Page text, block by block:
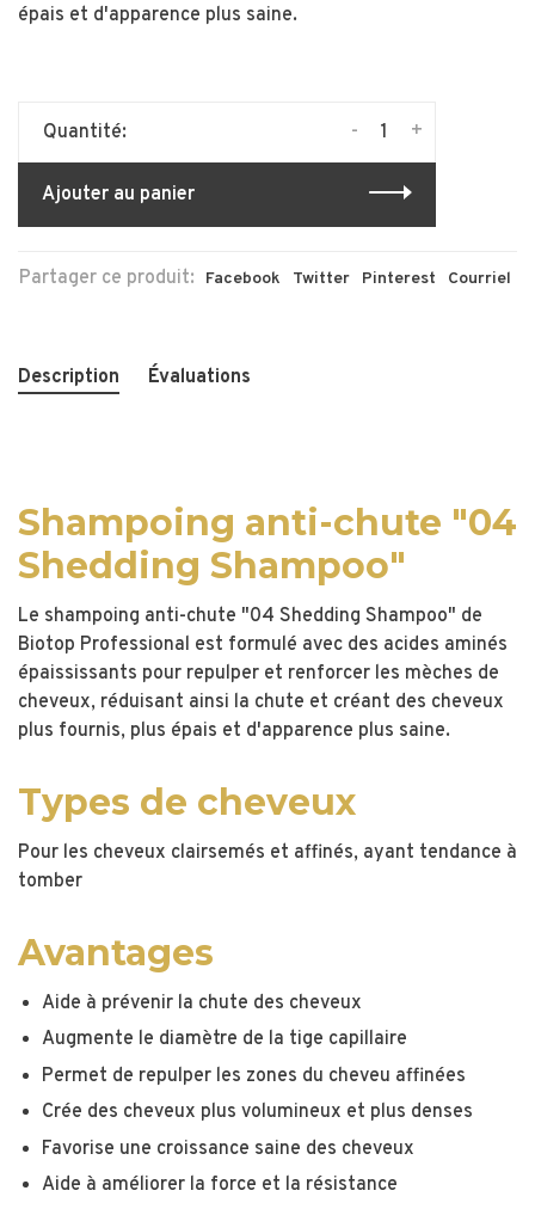
épais et d'apparence plus saine.
Quantité: +
-
Ajouter au panier
Partager ce produit: Facebook Twitter Pinterest Courriel
Description Évaluations
Shampoing anti-chute "04
Shedding Shampoo"
Le shampoing anti-chute "04 Shedding Shampoo" de
Biotop Professional est formulé avec des acides aminés
épaississants pour repulper et renforcer les mèches de
cheveux, réduisant ainsi la chute et créant des cheveux
plus fournis, plus épais et d'apparence plus saine.
Types de cheveux
Pour les cheveux clairsemés et affinés, ayant tendance à
tomber
Avantages
Aide à prévenir la chute des cheveux
Augmente le diamètre de la tige capillaire
Permet de repulper les zones du cheveu affinées
Crée des cheveux plus volumineux et plus denses
Favorise une croissance saine des cheveux
Aide à améliorer la force et la résistance